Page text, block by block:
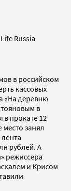
Russia
в российском
кассовых
«На деревню
в
прокате 12
занял
рублей. А
режиссера
и Крисом